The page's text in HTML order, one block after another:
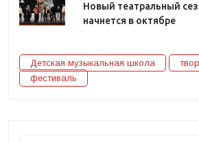
Новый театральный
начнется в октябре
Детская музыкальная школа
фестиваль